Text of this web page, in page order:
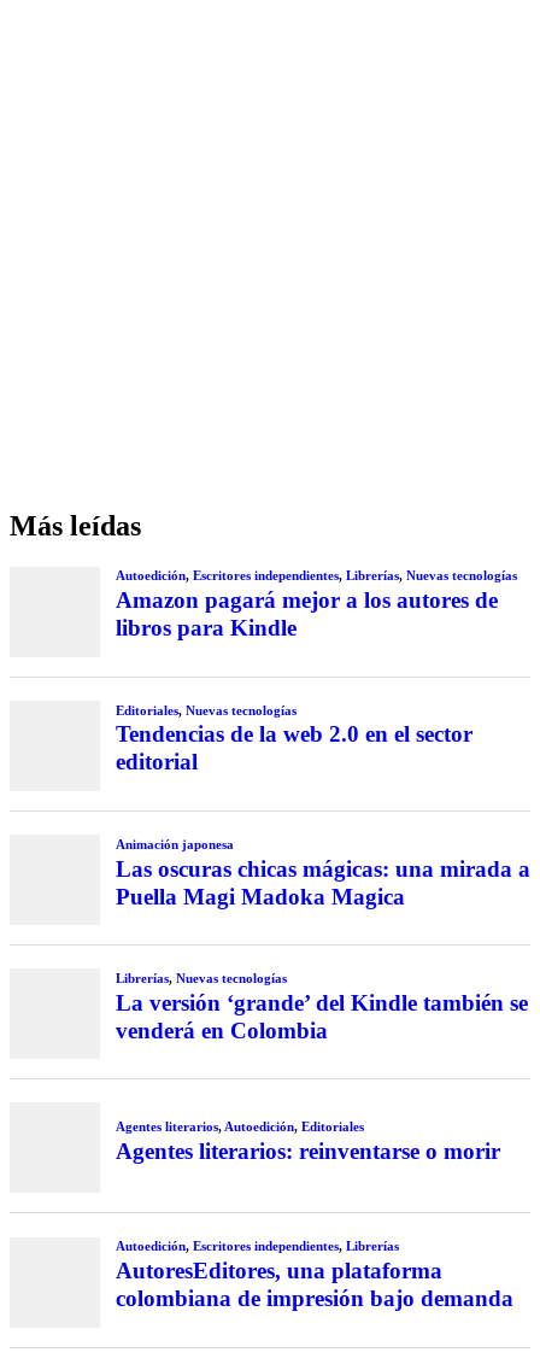
Más leídas